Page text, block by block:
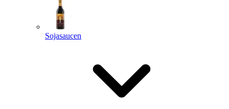
Sojasaucen